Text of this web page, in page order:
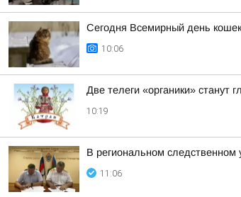
Сегодня Всемирный день кошек
10:06
Две телеги «органики» станут
10:19
В региональном следственном
11:06